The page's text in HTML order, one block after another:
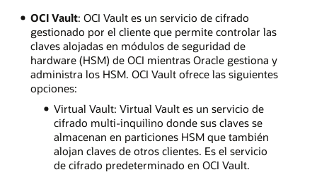
OCI Vault: OCI Vault es un servicio de cifrado
gestionado por el cliente que permite controlar las
claves alojadas en módulos de seguridad de
hardware (HSM) de OCI mientras Oracle gestiona y
administra los HSM. OCI Vault ofrece las siguientes
opciones:
Virtual Vault: Virtual Vault es un servicio de
cifrado multi-inquilino donde sus claves se
almacenan en particiones HSM que también
alojan claves de otros clientes. Es el servicio
de cifrado predeterminado en OCI Vault.